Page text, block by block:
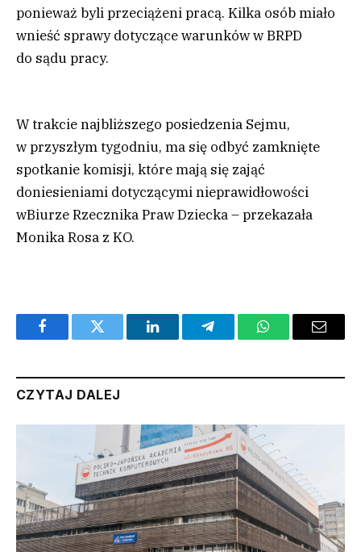
ponieważ byli przeciążeni pracą. Kilka osób miało
wnieść sprawy dotyczące warunków w BRPD
do sądu pracy.
W trakcie najbliższego posiedzenia Sejmu,
w przyszłym tygodniu, ma się odbyć zamknięte
spotkanie komisji, które mają się zająć
doniesieniami dotyczącymi nieprawidłowości
wBiurze Rzecznika Praw Dziecka– przekazała
Monika Rosa z KO.
FacebookTwitter LinkedInTelegramWhatsAppEmail
CZYTAJ DALEJ